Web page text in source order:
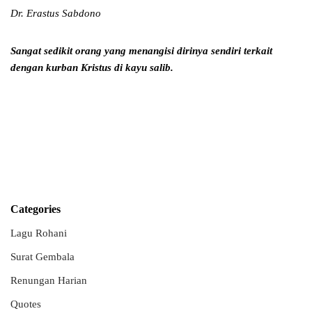
Dr. Erastus Sabdono
Sangat sedikit orang yang menangisi dirinya sendiri terkait
dengan kurban Kristus di kayu salib.
Categories
Lagu Rohani
Surat Gembala
Renungan Harian
Quotes